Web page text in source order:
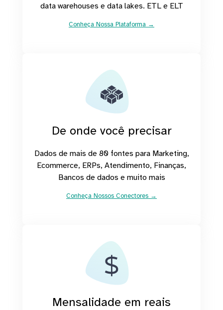
data warehouses e data lakes. ETL e ELT
Conheça Nossa Plataforma →
De onde você precisar
Dados de mais de 80 fontes para Marketing,
Ecommerce, ERPs, Atendimento, Finanças,
Bancos de dados e muito mais
Conheça Nossos Conectores →
Mensalidade em reais